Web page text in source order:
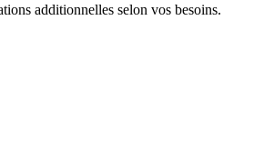
additionnelles selon vos besoins.